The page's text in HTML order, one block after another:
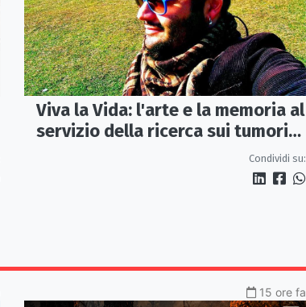
Viva la Vida: l'arte e la memoria al
servizio della ricerca sui tumori
Condividi su:
15 ore fa